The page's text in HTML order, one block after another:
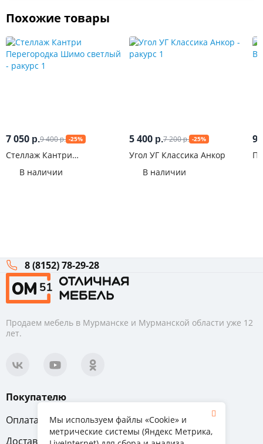
Похожие товары
7 050 р.9 400р. -25%
Стеллаж Кантри
В наличии
5 400 р.7 200р. -25%
Угол УГ Классика Анкор
В наличии
9
8 (8152) 78-29-28
Продаем мебель в Мурманске и Мурманской области уже 12
лет.
Покупателю
Оплата
Вопрос-ответ
Доставка
Обмен и возврат
Мы используем файлы «Cookie» и
метрические системы (Яндекс Метрика,